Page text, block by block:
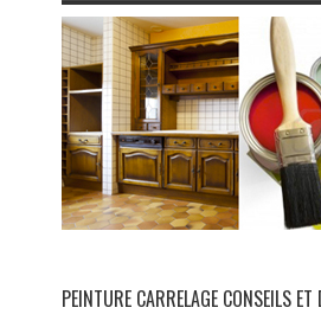
PEINTURE CARRELAGE CONSEILS